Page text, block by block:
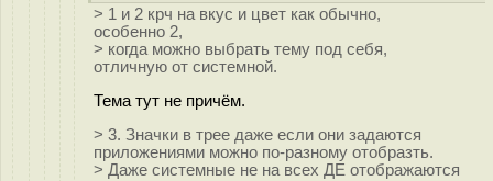
> 1 и 2 крч на вкус и цвет как обычно,
особенно 2,
> когда можно выбрать тему под себя,
отличную от системной.
Тема тут не причём.
> 3. Значки в трее даже если они задаются
приложениями можно по-разному отобразть.
> Даже системные не на всех ДЕ отображаются